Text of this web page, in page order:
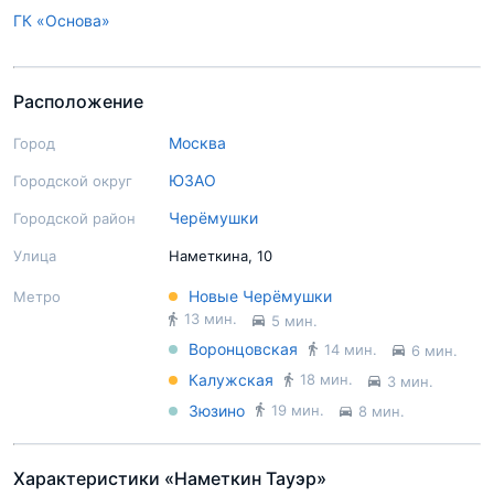
Подробный экспертный обзор
ГК «Основа»
Расположение
Город Москва
Городской округ ЮЗАО
Городской район Черёмушки
Улица Наметкина, 10
Метро Новые Черёмушки
13 мин. 5 мин.
Воронцовская 14 мин. 6 мин.
Калужская 18 мин. 3 мин.
Зюзино 19 мин. 8 мин.
Характеристики «Наметкин Тауэр»